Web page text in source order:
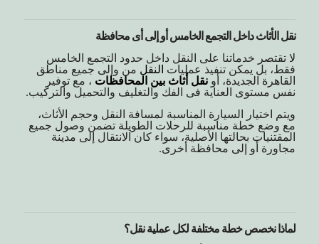
نقل الأثاث داخل التجمع الخامس أو إلى أى محافظة
لا تقتصر خدماتنا على النقل داخل حدود التجمع الخامس
فقط، بل يمكن تنفيذ عمليات النقل من وإلى جميع مناطق
القاهرة الجديدة، أو نقل أثاث بين المحافظات ، مع توفير
نفس مستوى العناية فى الفك والتغليف والتحميل والتركيب.
ويتم اختيار السيارة المناسبة لمسافة النقل وحجم الأثاث،
مع وضع خطة مناسبة للرحلات الطويلة تضمن وصول جميع
المقتنيات بحالتها الأصلية، سواء كان الانتقال إلى مدينة
مجاورة أو إلى محافظة أخرى.
لماذا نخصص خطة مختلفة لكل عملية نقل؟